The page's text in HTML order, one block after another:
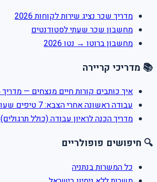
מדריך שכר נציג שירות לקוחות 2026
מחשבון שכר שעתי לסטודנטים
מחשבון ברוטו → נטו 2026
📚 מדריכי קריירה
איך כותבים קורות חיים מנצחים — מדריך 2026
עבודה ראשונה אחרי הצבא: 7 טיפים שעובדים
מדריך הכנה לראיון עבודה (כולל תרגולים)
🔍 חיפושים פופולריים
כל המשרות בנתניה